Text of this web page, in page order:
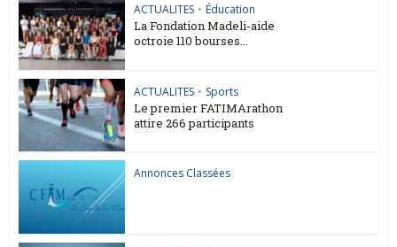
ACTUALITES • Éducation
La Fondation Madeli-aide
octroie 110 bourses...
ACTUALITES • Sports
Le premier FATIMArathon
attire 266 participants
Annonces Classées